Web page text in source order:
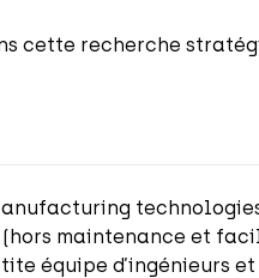
cette recherche
maintenance et
équipe d’ingénieurs